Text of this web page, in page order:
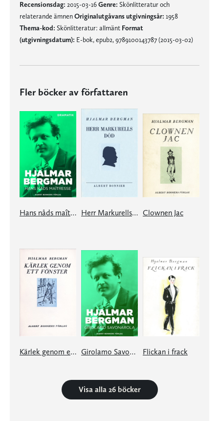
Recensionsdag: 2015-03-16Genre: Skönlitteratur och
relaterande ämnenOriginalutgåvans utgivningsår: 1958
Thema-kod: Skönlitteratur: allmänt Format
(utgivningsdatum): E-bok, epub2, 9789100143787 (2015-03-02)
Fler böcker av författaren
Hans nåds maîtresse Herr Markurells död och andra noveller Clownen Jac
Kärlek genom ett fönster och andra berättelser Girolamo Savonarola Flickan i frack
Visa alla 26 böcker